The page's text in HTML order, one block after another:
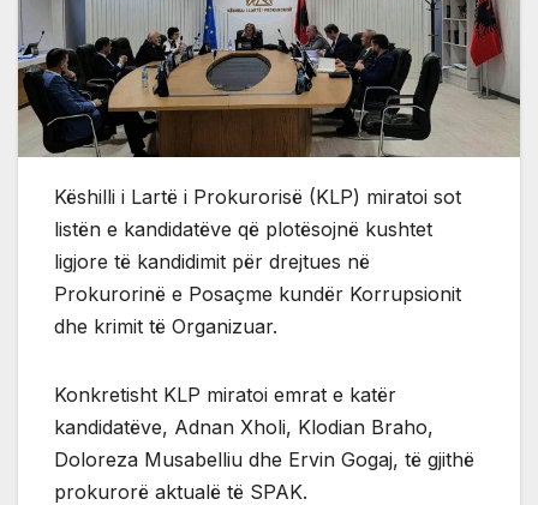
Këshilli i Lartë i Prokurorisë (KLP) miratoi sot
listën e kandidatëve që plotësojnë kushtet
ligjore të kandidimit për drejtues në
Prokurorinë e Posaçme kundër Korrupsionit
dhe krimit të Organizuar.
Konkretisht KLP miratoi emrat e katër
kandidatëve, Adnan Xholi, Klodian Braho,
Doloreza Musabelliu dhe Ervin Gogaj, të gjithë
prokurorë aktualë të SPAK.